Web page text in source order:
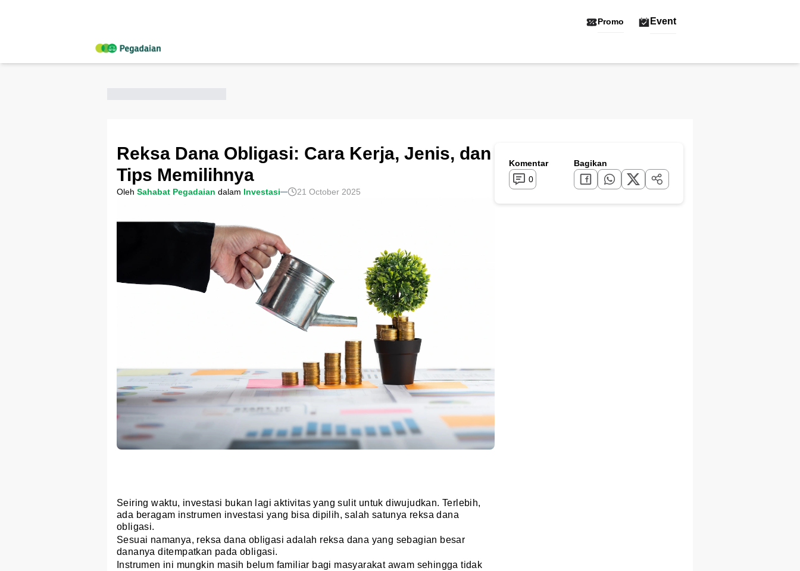
Promo Event
Reksa Dana Obligasi: Cara Kerja, Jenis, dan
Tips Memilihnya
Oleh Sahabat Pegadaian dalam Investasi 21 October 2025
Seiring waktu, investasi bukan lagi aktivitas yang sulit untuk diwujudkan. Terlebih,
ada beragam instrumen investasi yang bisa dipilih, salah satunya reksa dana
obligasi.
Sesuai namanya, reksa dana obligasi adalah reksa dana yang sebagian besar
dananya ditempatkan pada obligasi.
Instrumen ini mungkin masih belum familiar bagi masyarakat awam sehingga tidak
Komentar
0
Bagikan